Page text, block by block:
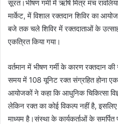
सूरत।भीषण गर्मी में ऋषि मित्र मंच रावलिया
मार्केट, में विशाल रक्तदान शिविर का
बजे तक चले शिविर में रक्तदाताओं के
एकत्रित किया गया।
वर्तमान में भीषण गर्मी के कारण रक्तदान
समय में 108 यूनिट रक्त संग्रहित होना
आयोजकों ने कहा कि आधुनिक चिकित्सा
लेकिन रक्त का कोई विकल्प नहीं है,
माध्यम है।संस्था के कार्यकर्ताओं के